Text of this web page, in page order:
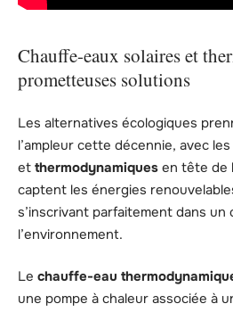
Chauffe-eaux solaires et
prometteuses solutions
Les alternatives écologiques
l’ampleur cette décennie, avec les
et thermodynamiques en tête de
captent les énergies
s’inscrivant parfaitement dans
l’environnement.
Le chauffe-eau
une pompe à chaleur associée à